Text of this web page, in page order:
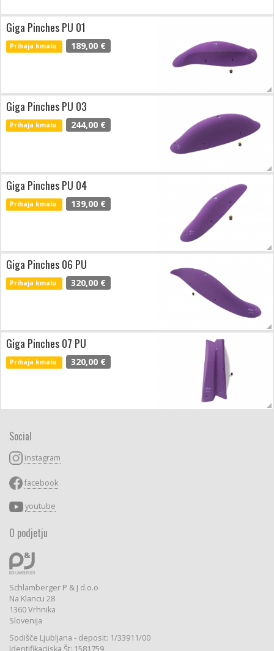
Giga Pinches PU 01
Prihaja kmalu 189,00 €
Giga Pinches PU 03
Prihaja kmalu 244,00 €
Giga Pinches PU 04
Prihaja kmalu 139,00 €
Giga Pinches 06 PU
Prihaja kmalu 320,00 €
Giga Pinches 07 PU
Prihaja kmalu 320,00 €
Social
instagram
facebook
youtube
O podjetju
Schlamberger P & J d.o.o
Na Klancu 28
1360 Vrhnika
Slovenija
Sodišče Ljubljana - deposit: 1/33911/00
Identifikacijska Št: 1581759